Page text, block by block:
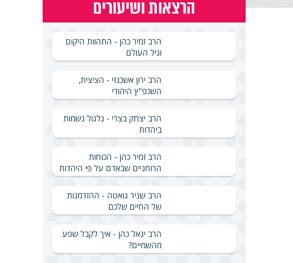
הרצאות ושיעורים
הרב זמיר כהן - התהוות היקום
וגיל העולם
הרב ירון אשכנזי - הציצית,
השכפ"ץ היהודי
הרב יצחק בצרי - גלגול נשמות
ביהדות
הרב זמיר כהן - הכוחות
הרוחניים שבאדם על פי היהדות
הרב שניר גואטה - ההזדמנות
של החיים שלכם
הרב יגאל כהן - איך לקבל שפע
מהשמיים?